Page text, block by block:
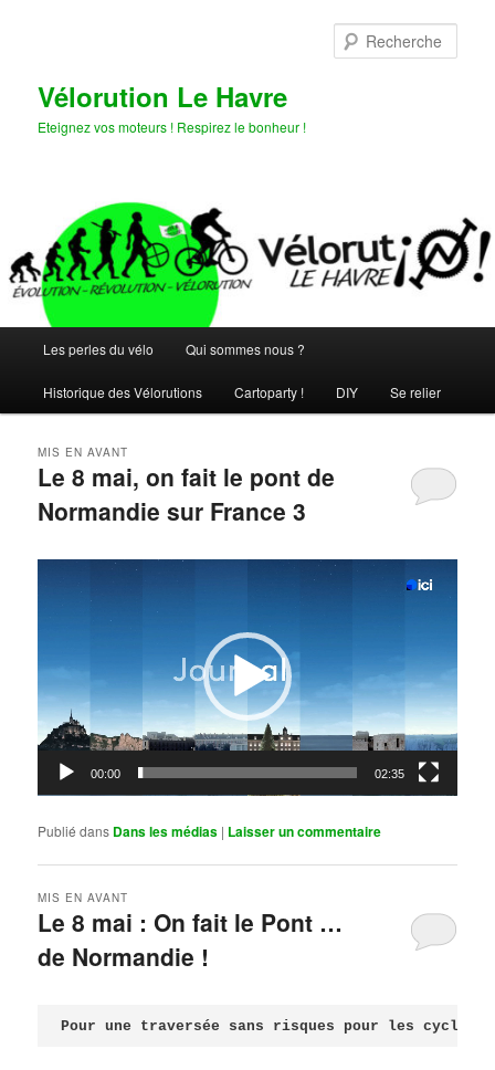
Vélorution Le Havre
Eteignez vos moteurs ! Respirez le bonheur !
principal
Les perles du vélo Qui sommes nous ?
Historique des Vélorutions Cartoparty ! DIY Se relier
Le 8 mai, on fait le pont de
Normandie sur France 3
MIS EN AVANT
00:00 02:35
Publié dans Dans les médias | Laisser un commentaire
Le 8 mai : On fait le Pont …
de Normandie !
MIS EN AVANT
Pour une traversée sans risques pour les